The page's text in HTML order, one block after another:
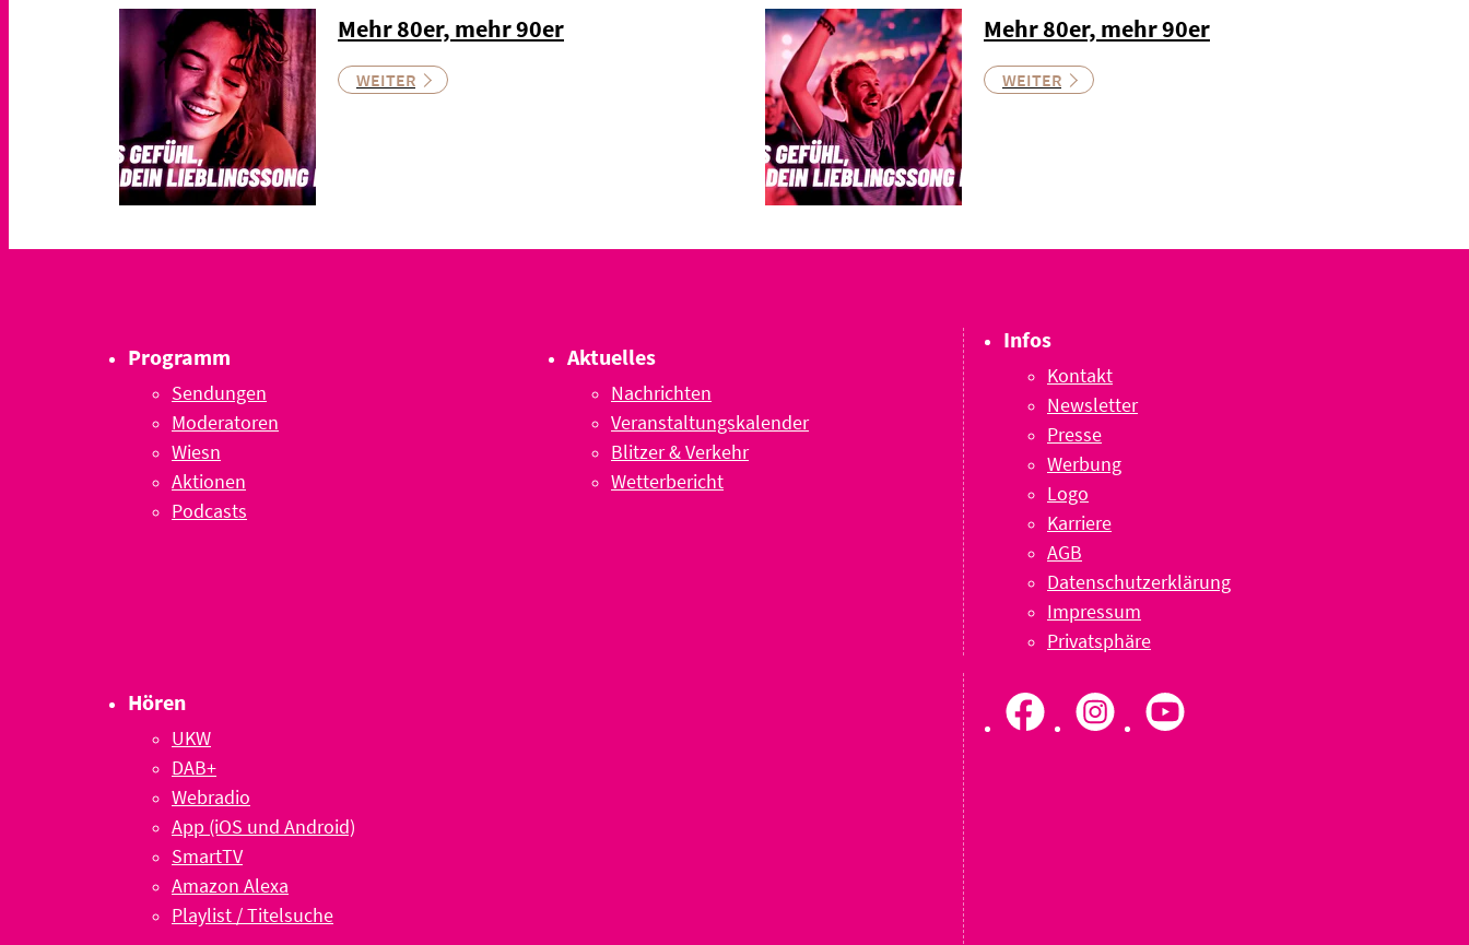
Mehr 80er, mehr 90er
WEITER
Mehr 80er, mehr 90er
WEITER
Programm
Sendungen
Moderatoren
Wiesn
Aktionen
Podcasts
Aktuelles
Nachrichten
Veranstaltungskalender
Blitzer & Verkehr
Wetterbericht
Hören
UKW
DAB+
Webradio
App (iOS und Android)
SmartTV
Amazon Alexa
Playlist / Titelsuche
Infos
Kontakt
Newsletter
Presse
Werbung
Logo
Karriere
AGB
Datenschutzerklärung
Impressum
Privatsphäre